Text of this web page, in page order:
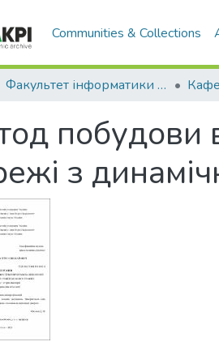
Communities & Collections
Факультет інформатики та обчислювальної техніки (ФІОТ)
побудови
з